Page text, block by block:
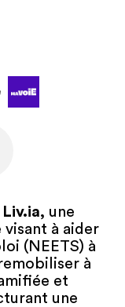
une
à aider
(NEETS) à
à
et
une